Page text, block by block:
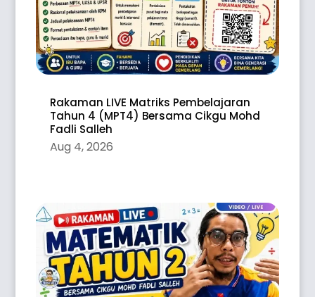
Rakaman LIVE Matriks Pembelajaran
Tahun 4 (MPT4) Bersama Cikgu Mohd
Fadli Salleh
Aug 4, 2026